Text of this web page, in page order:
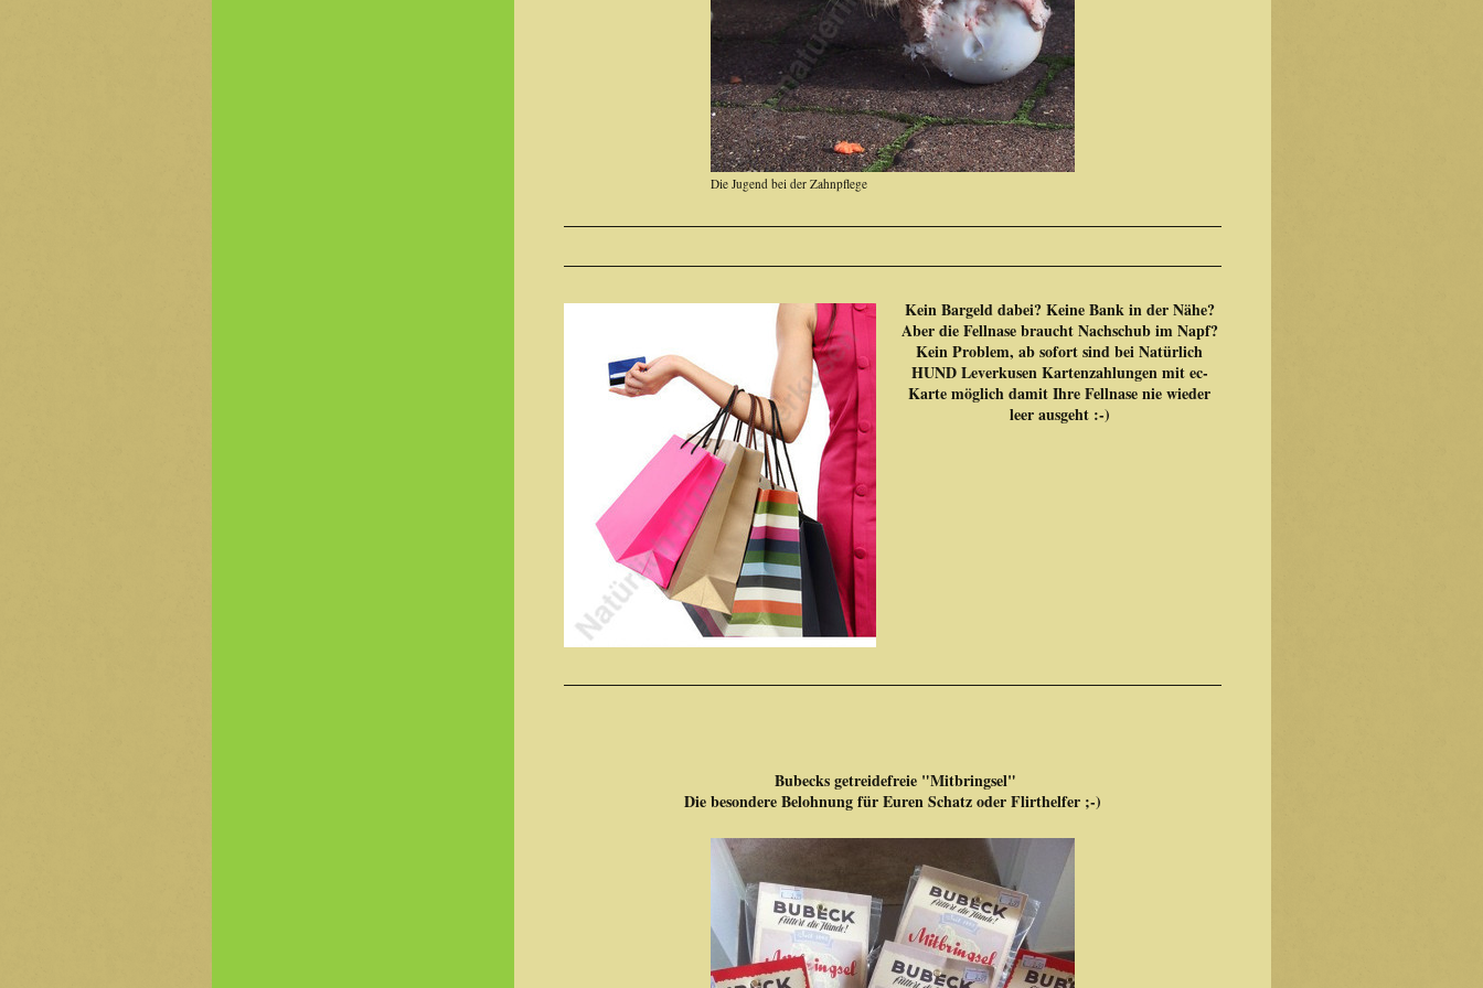
Die Jugend bei der Zahnpflege
Kein Bargeld dabei? Keine Bank in der Nähe?
Aber die Fellnase braucht Nachschub im Napf?
Kein Problem, ab sofort sind bei Natürlich
HUND Leverkusen Kartenzahlungen mit ec-
Karte möglich damit Ihre Fellnase nie wieder
leer ausgeht :-)
Bubecks getreidefreie "Mitbringsel"
Die besondere Belohnung für Euren Schatz oder Flirthelfer ;-)